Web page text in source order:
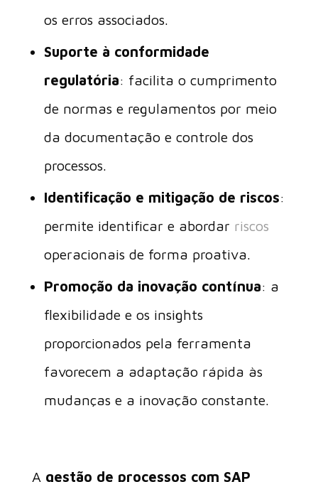
os erros associados.
Suporte à conformidade
regulatória: facilita o cumprimento
de normas e regulamentos por meio
da documentação e controle dos
processos.
Identificação e mitigação de riscos:
permite identificar e abordar riscos
operacionais de forma proativa.
Promoção da inovação contínua: a
flexibilidade e os insights
proporcionados pela ferramenta
favorecem a adaptação rápida às
mudanças e a inovação constante.
A gestão de processos com SAP